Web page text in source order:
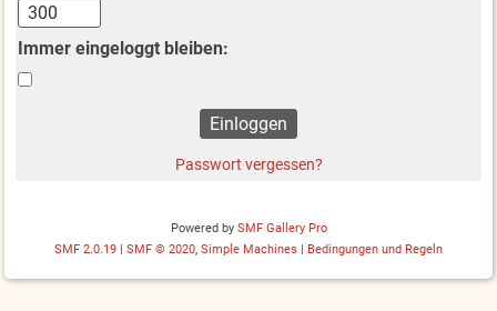
Immer eingeloggt bleiben:
Passwort vergessen?
Powered by SMF Gallery Pro
SMF 2.0.19
SMF © 2020, Simple Machines Bedingungen und Regeln